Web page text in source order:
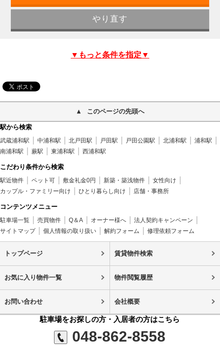
▼もっと条件を指定▼
このページの先頭へ
駅から検索
武蔵浦和駅 中浦和駅 北戸田駅 戸田駅 戸田公園駅 北浦和駅
浦和駅
南浦和駅
蕨駅 東浦和駅 西浦和駅
こだわり条件から検索
駅近物件 ペット可 敷金礼金0円 新築・築浅物件
女性向け
カップル・ファミリー向け
ひとり暮らし向け 店舗・事務所
コンテンツメニュー
駐車場一覧 売買物件 Q＆A オーナー様へ
法人契約キャンペーン
サイトマップ
個人情報の取り扱い 解約フォーム 修理依頼フォーム
トップページ 賃貸物件検索
お気に入り物件一覧 物件閲覧履歴
お問い合わせ 会社概要
駐車場をお探しの方・入居者の方はこちら
048-862-8558